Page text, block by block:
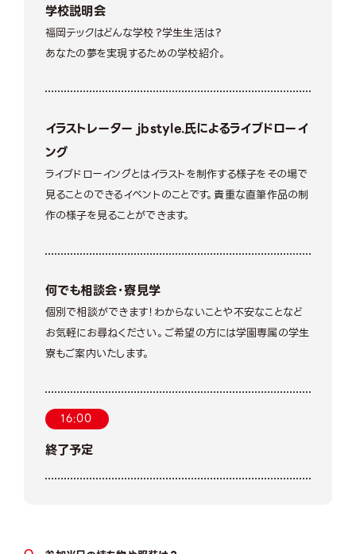
学校説明会
福岡テックはどんな学校？学生生活は？
あなたの夢を実現するための学校紹介。
イラストレーター jbstyle.氏によるライブドローイ
ング
ライブドローイングとはイラストを制作する様子をその場で
見ることのできるイベントのことです。貴重な直筆作品の制
作の様子を見ることができます。
何でも相談会・寮見学
個別で相談ができます！わからないことや不安なことなど
お気軽にお尋ねください。ご希望の方には学園専属の学生
寮もご案内いたします。
16:00
終了予定